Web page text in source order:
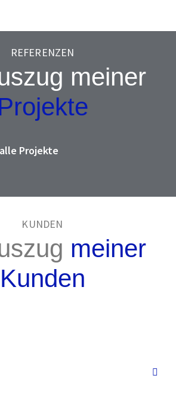
REFERENZEN
meiner
alle Projekte
KUNDEN
meiner
Kunden